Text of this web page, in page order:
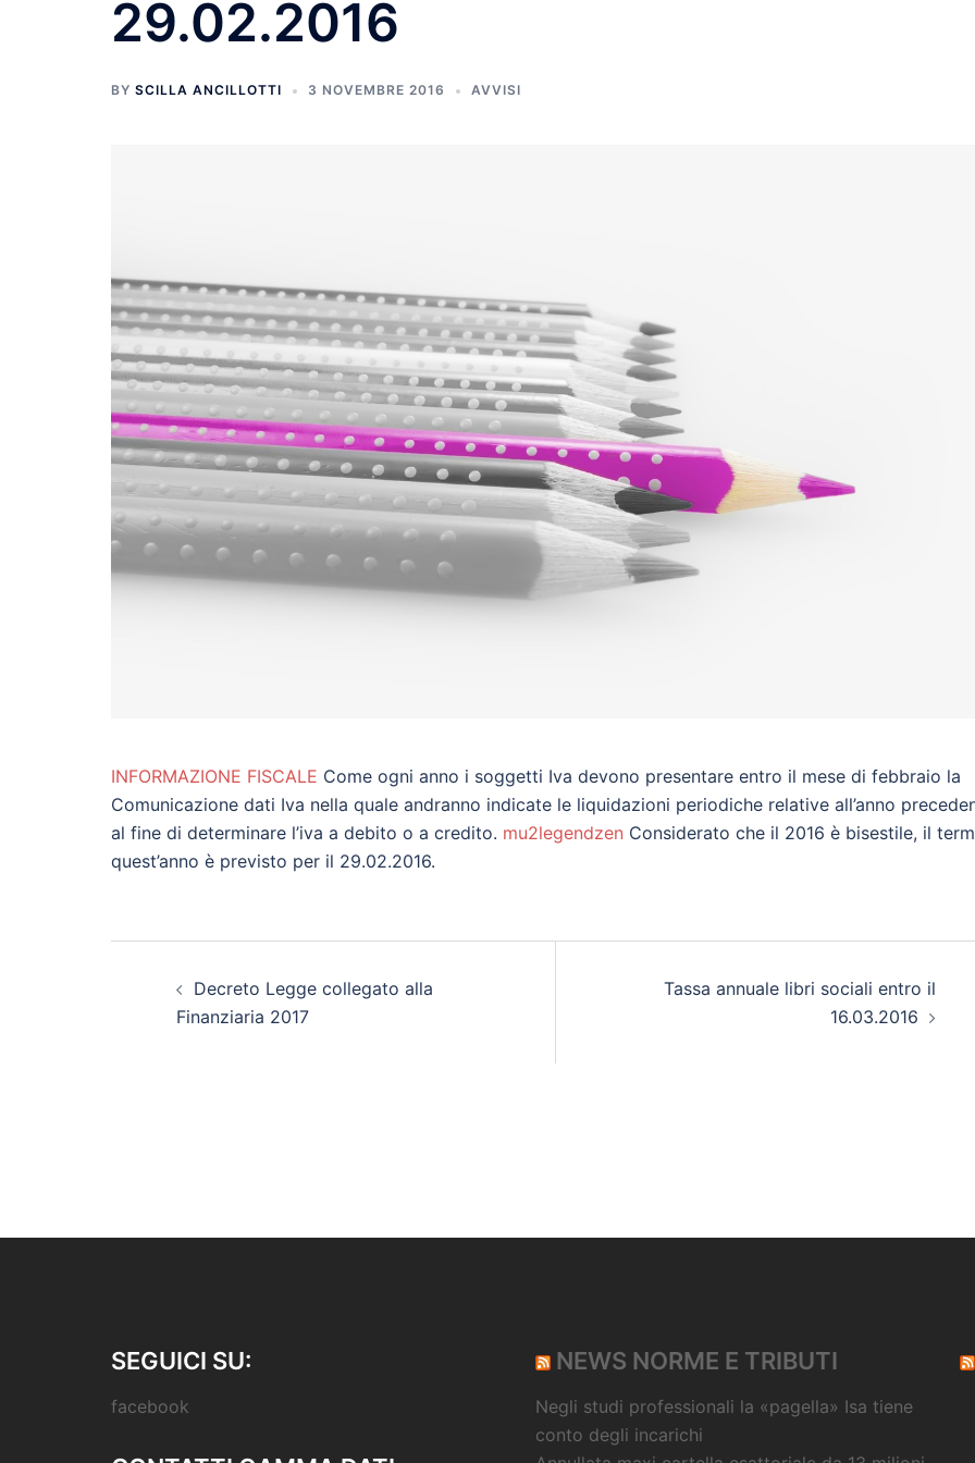
29.02.2016
BY SCILLA ANCILLOTTI 3 NOVEMBRE 2016 AVVISI
INFORMAZIONE FISCALE Come ogni anno i soggetti Iva devono presentare entro il mese di febbraio la
Comunicazione dati Iva nella quale andranno indicate le liquidazioni periodiche relative all’anno
al fine di determinare l’iva a debito o a credito. mu2legendzen Considerato che il 2016 è bisestile, il
quest’anno è previsto per il 29.02.2016.
navigation
Decreto Legge collegato alla
Finanziaria 2017
Tassa annuale libri sociali entro il
16.03.2016
SEGUICI SU:
facebook
NEWS NORME E TRIBUTI
Negli studi professionali la «pagella» Isa tiene
conto degli incarichi